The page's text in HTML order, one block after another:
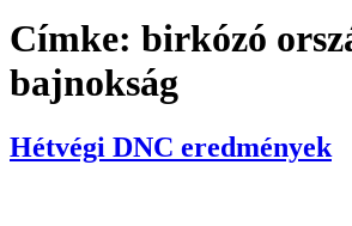
Címke: birkózó
bajnokság
Hétvégi DNC eredmények